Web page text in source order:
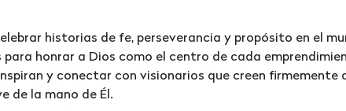
historias de fe, perseverancia y propósito en el
para honrar a Dios como el centro de cada
y conectar con visionarios que creen firmemente
de la mano de Él.